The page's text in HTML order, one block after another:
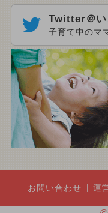
Twitter＠い
子育て中のマ
お問い合わせ 運